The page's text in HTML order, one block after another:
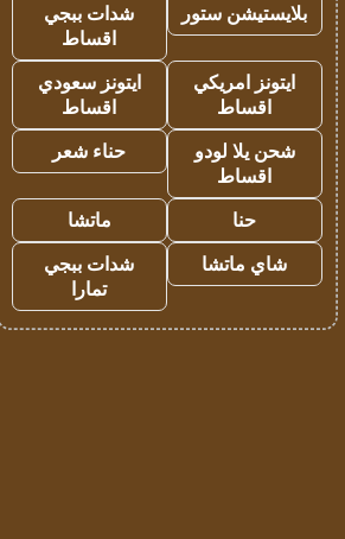
بلايستيشن ستور
شدات ببجي
اقساط
ايتونز امريكي
اقساط
ايتونز سعودي
اقساط
شحن يلا لودو
اقساط
حناء شعر
حنا
ماتشا
شاي ماتشا
شدات ببجي
تمارا